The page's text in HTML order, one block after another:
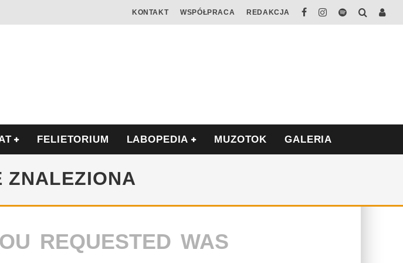
KONTAKT WSPÓŁPRACA REDAKCJA
FELIETORIUM LABOPEDIA MUZOTOK GALERIA
ZNALEZIONA
REQUESTED WAS